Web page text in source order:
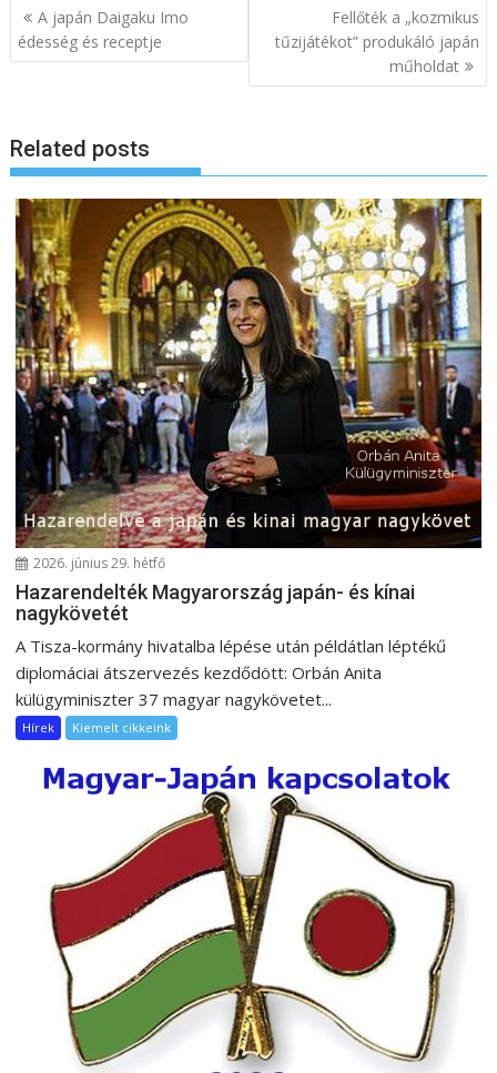
B
e
g
y
é
s
n
a
v
i
g
á
c
ó
A japán Daigaku Imo
édesség és receptje
Fellőték a „kozmikus
tűzijátékot” produkáló japán
műholdat
Related posts
2026. június 29. hétfő
Hazarendelték Magyarország japán- és kínai
nagykövetét
A Tisza-kormány hivatalba lépése után példátlan léptékű
diplomáciai átszervezés kezdődött: Orbán Anita
külügyminiszter 37 magyar nagykövetet...
Hírek Kiemelt cikkeink